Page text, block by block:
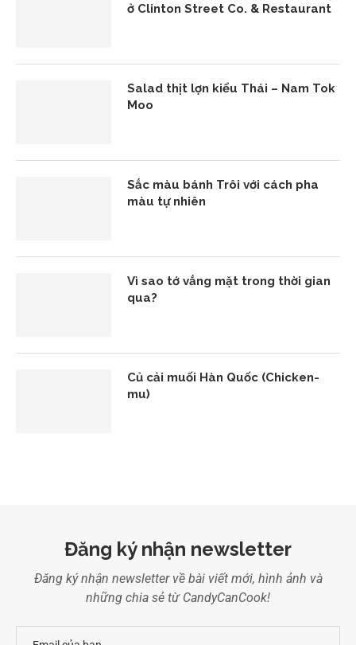
ở Clinton Street Co. & Restaurant
Salad thịt lợn kiểu Thái – Nam Tok
Moo
Sắc màu bánh Trôi với cách pha
màu tự nhiên
Vì sao tớ vắng mặt trong thời gian
qua?
Củ cải muối Hàn Quốc (Chicken-
mu)
Đăng ký nhận newsletter
Đăng ký nhận newsletter về bài viết mới, hình ảnh và
những chia sẻ từ CandyCanCook!